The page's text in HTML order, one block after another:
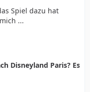
Spiel dazu hat
...
Disneyland Paris? Es